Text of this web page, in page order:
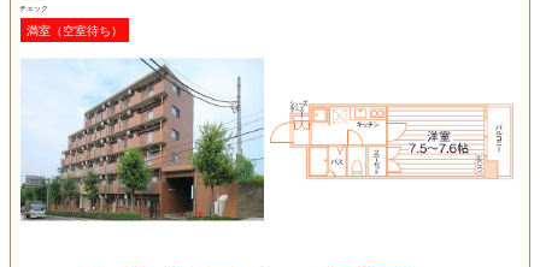
チェック
満室（空室待ち）